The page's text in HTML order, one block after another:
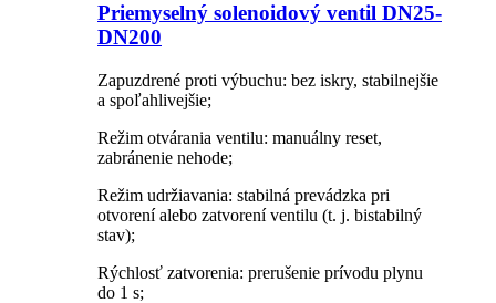
Priemyselný solenoidový ventil DN25-
DN200
Zapuzdrené proti výbuchu: bez iskry, stabilnejšie
a spoľahlivejšie;
Režim otvárania ventilu: manuálny reset,
zabránenie nehode;
Režim udržiavania: stabilná prevádzka pri
otvorení alebo zatvorení ventilu (t. j. bistabilný
stav);
Rýchlosť zatvorenia: prerušenie prívodu plynu
do 1 s;